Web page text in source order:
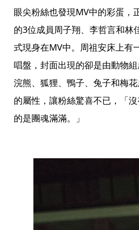
眼尖粉絲也發現MV中的彩蛋，
的3位成員周子翔、李哲言和林
式現身在MV中。周祖安床上有
唱盤，封面出現的卻是由動物
浣熊、狐狸、鴨子、兔子和梅
的屬性，讓粉絲驚喜不已，「
的是團魂滿滿。」